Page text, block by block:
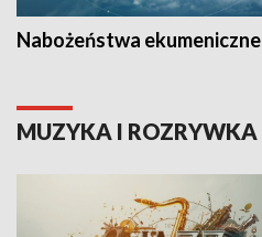
Nabożeństwa ekumeniczne
MUZYKA I ROZRYWKA